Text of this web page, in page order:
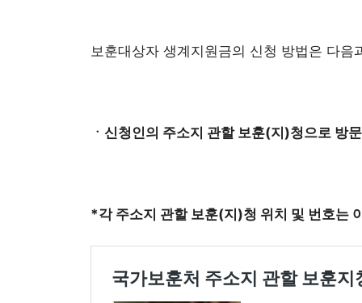
보훈대상자 생계지원금의 신청 방법은 다음
ㆍ신청인의 주소지 관할 보훈(지)청으로 방
*각 주소지 관할 보훈(지)청 위치 및 번호는